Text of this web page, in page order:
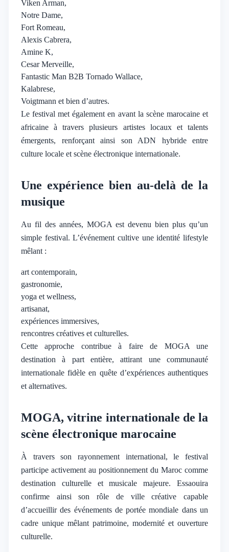
Viken Arman,
Notre Dame,
Fort Romeau,
Alexis Cabrera,
Amine K,
Cesar Merveille,
Fantastic Man B2B Tornado Wallace,
Kalabrese,
Voigtmann et bien d’autres.
Le festival met également en avant la scène marocaine et
africaine à travers plusieurs artistes locaux et talents
émergents, renforçant ainsi son ADN hybride entre
culture locale et scène électronique internationale.
Une expérience bien au-delà de la
musique
Au fil des années, MOGA est devenu bien plus qu’un
simple festival. L’événement cultive une identité lifestyle
mêlant :
art contemporain,
gastronomie,
yoga et wellness,
artisanat,
expériences immersives,
rencontres créatives et culturelles.
Cette approche contribue à faire de MOGA une
destination à part entière, attirant une communauté
internationale fidèle en quête d’expériences authentiques
et alternatives.
MOGA, vitrine internationale de la
scène électronique marocaine
À travers son rayonnement international, le festival
participe activement au positionnement du Maroc comme
destination culturelle et musicale majeure. Essaouira
confirme ainsi son rôle de ville créative capable
d’accueillir des événements de portée mondiale dans un
cadre unique mêlant patrimoine, modernité et ouverture
culturelle.